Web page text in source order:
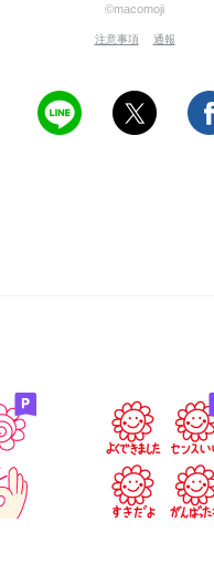
©macomoji
注意事項 通報